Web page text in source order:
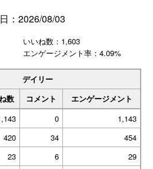
：2026/08/03
いいね数：1,603
エンゲージメント率：4.09%
デイリー
数 コメント
エンゲージメント
0
1,143
420 34
454
23 6
29